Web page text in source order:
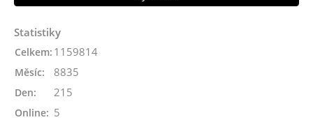
Statistiky
Online: 5
Celkem: 1159814
Měsíc: 8835
Den: 215